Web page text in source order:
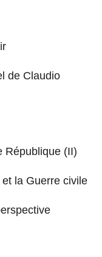
de Claudio
République (II)
la Guerre civile